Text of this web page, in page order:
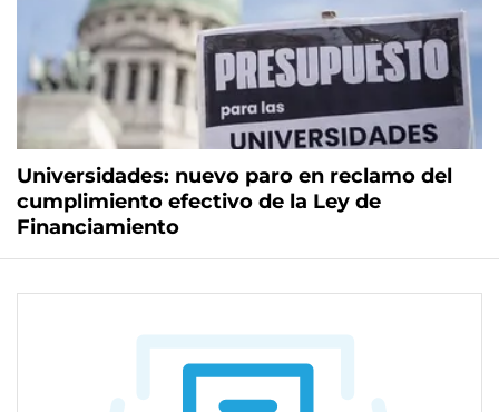
Universidades: nuevo paro en reclamo del
cumplimiento efectivo de la Ley de
Financiamiento